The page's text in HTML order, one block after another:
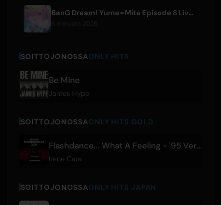
BanG Dream! Yume∞Mita Episode 8 Live Clip Released
SOITTOJONOSSAONLY HITS
Be Mine
James Hype
SOITTOJONOSSAONLY HITS GOLD
Flashdance... What A Feeling - '95 Version
Irene Cara
SOITTOJONOSSAONLY HITS JAPAN